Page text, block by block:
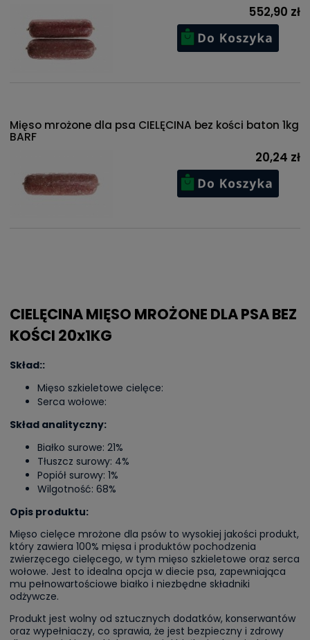
CIELĘCINA MIĘSO MROŻONE DLA PSA BEZ
KOŚCI 20x1KG
Skład::
Mięso szkieletowe cielęce:
Serca wołowe:
Skład analityczny:
Białko surowe: 21%
Tłuszcz surowy: 4%
Popiół surowy: 1%
Wilgotność: 68%
Opis produktu:
Mięso cielęce mrożone dla psów to wysokiej jakości produkt,
który zawiera 100% mięsa i produktów pochodzenia
zwierzęcego cielęcego, w tym mięso szkieletowe oraz serca
wołowe. Jest to idealna opcja w diecie psa, zapewniająca
mu pełnowartościowe białko i niezbędne składniki
odżywcze.
Produkt jest wolny od sztucznych dodatków, konserwantów
oraz wypełniaczy, co sprawia, że jest bezpieczny i zdrowy
552,90 zł
Mięso mrożone dla psa CIELĘCINA bez kości baton 1kg
BARF
20,24 zł